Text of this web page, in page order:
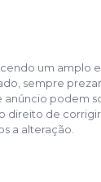
um
sempre
podem
direito de
a alteração.